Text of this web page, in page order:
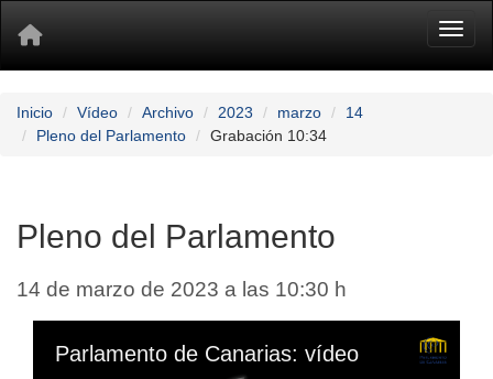
Inicio Vídeo Archivo 2023 marzo
14
Pleno del Parlamento
Grabación 10:34
Pleno del Parlamento
14 de marzo de 2023 a las 10:30 h
Parlamento de Canarias: vídeo